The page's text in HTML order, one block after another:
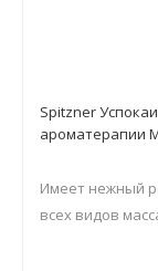
Spitzner
ароматерапии
Имеет нежный
всех видов